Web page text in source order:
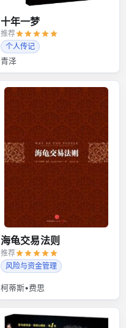
十年一梦
推荐
个人传记
青泽
海龟交易法则
推荐
风险与资金管理
柯蒂斯•费思